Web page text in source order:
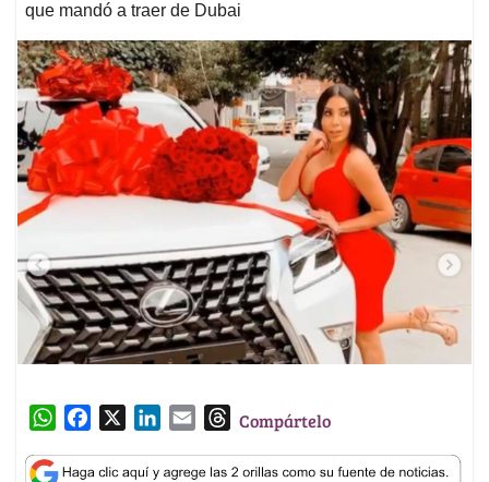
que mandó a traer de Dubai
W
a
c
n
a
T
r
Compártelo